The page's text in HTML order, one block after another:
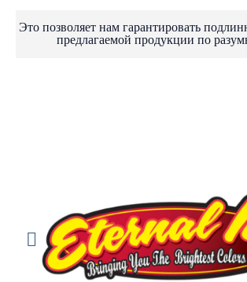
Это позволяет нам гарантировать
предлагаемой продукции по